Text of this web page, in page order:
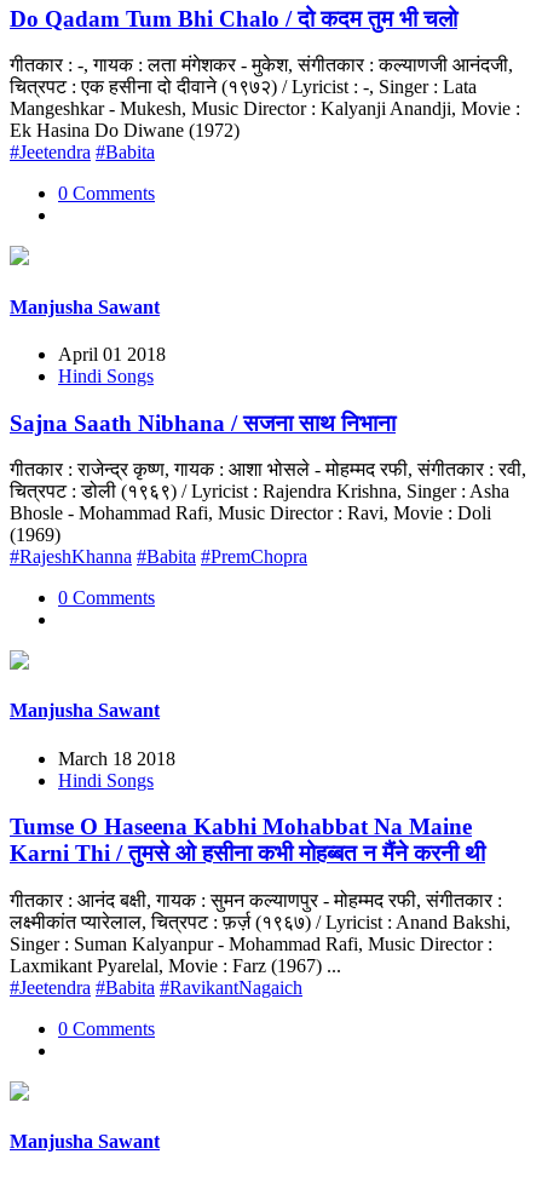
Do Qadam Tum Bhi Chalo / दो कदम तुम भी चलो
गीतकार : -, गायक : लता मंगेशकर - मुकेश, संगीतकार : कल्याणजी आनंदजी,
चित्रपट : एक हसीना दो दीवाने (१९७२) / Lyricist : -, Singer : Lata
Mangeshkar - Mukesh, Music Director : Kalyanji Anandji, Movie :
Ek Hasina Do Diwane (1972)
#Jeetendra #Babita
0 Comments
Manjusha Sawant
April 01 2018
Hindi Songs
Sajna Saath Nibhana / सजना साथ निभाना
गीतकार : राजेन्द्र कृष्ण, गायक : आशा भोसले - मोहम्मद रफी, संगीतकार : रवी,
चित्रपट : डोली (१९६९) / Lyricist : Rajendra Krishna, Singer : Asha
Bhosle - Mohammad Rafi, Music Director : Ravi, Movie : Doli
(1969)
#RajeshKhanna #Babita #PremChopra
0 Comments
Manjusha Sawant
March 18 2018
Hindi Songs
Tumse O Haseena Kabhi Mohabbat Na Maine
Karni Thi / तुमसे ओ हसीना कभी मोहब्बत न मैंने करनी थी
गीतकार : आनंद बक्षी, गायक : सुमन कल्याणपुर - मोहम्मद रफी, संगीतकार :
लक्ष्मीकांत प्यारेलाल, चित्रपट : फ़र्ज़ (१९६७) / Lyricist : Anand Bakshi,
Singer : Suman Kalyanpur - Mohammad Rafi, Music Director :
Laxmikant Pyarelal, Movie : Farz (1967) ...
#Jeetendra #Babita #RavikantNagaich
0 Comments
Manjusha Sawant